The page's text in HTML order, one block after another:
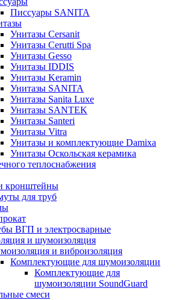
Писсуары SANITA
Унитазы Cersanit
Унитазы Cerutti Spa
Унитазы Gesso
Унитазы IDDIS
Унитазы Keramin
Унитазы SANITA
Унитазы Sanita Luxe
Унитазы SANTEK
Унитазы Santeri
Унитазы Vitra
Унитазы и комплектующие Damixa
Унитазы Оскольская керамика
теплоснабжения
кронштейны
для труб
ВГП и электросварные
и шумоизоляция
и виброизоляция
Комплектующие для шумоизоляции
Комплектующие для
шумоизоляции SoundGuard
смеси